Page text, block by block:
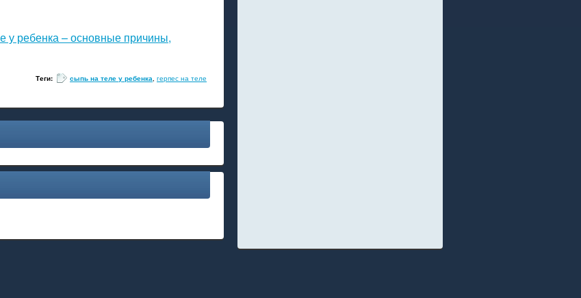
у ребенка – основные причины,
Теги: сыпь на теле у ребенка, герпес на теле